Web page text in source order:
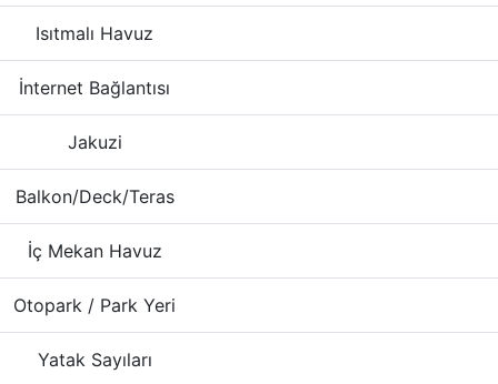
Isıtmalı Havuz
İnternet Bağlantısı
Jakuzi
Balkon/Deck/Teras
İç Mekan Havuz
Otopark / Park Yeri
Yatak Sayıları